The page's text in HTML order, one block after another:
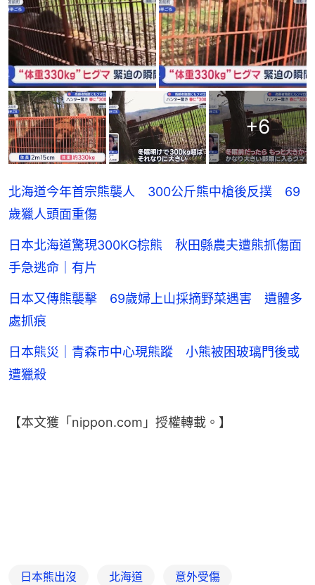
+6
北海道今年首宗熊襲人 300公斤熊中槍後反撲 69
歲獵人頭面重傷
日本北海道驚現300KG棕熊 秋田縣農夫遭熊抓傷面
手急逃命｜有片
日本又傳熊襲擊 69歲婦上山採摘野菜遇害 遺體多
處抓痕
日本熊災｜青森市中心現熊蹤 小熊被困玻璃門後或
遭獵殺
【本文獲「nippon.com」授權轉載。】
日本熊出沒 北海道 意外受傷